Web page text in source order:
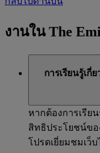
งานใน The
การเรียนรู้เกี่
หากต้องการเรีย
สิทธิประโยชน์ขอ
โปรดเยี่ยมชมเว็